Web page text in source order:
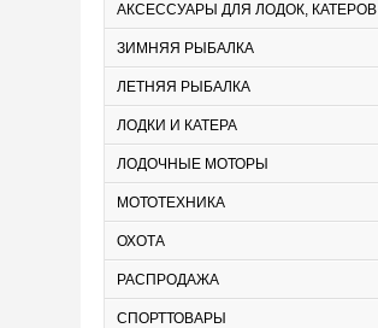
АКСЕССУАРЫ ДЛЯ ЛОДОК, КАТЕРОВ
ЗИМНЯЯ РЫБАЛКА
ЛЕТНЯЯ РЫБАЛКА
ЛОДКИ И КАТЕРА
ЛОДОЧНЫЕ МОТОРЫ
МОТОТЕХНИКА
ОХОТА
РАСПРОДАЖА
СПОРТТОВАРЫ